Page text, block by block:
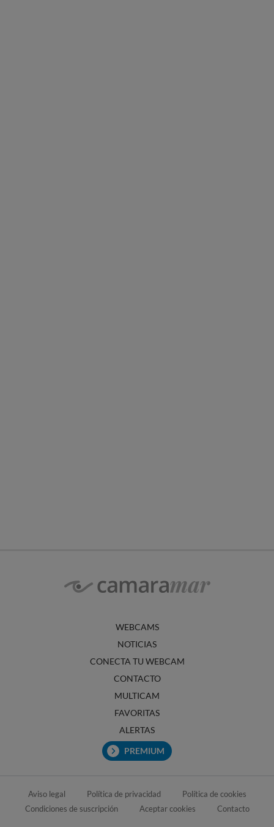
WEBCAMS
NOTICIAS
CONECTA TU WEBCAM
CONTACTO
MULTICAM
FAVORITAS
ALERTAS
PREMIUM
Aviso legal Política de privacidad
Política de cookies
Condiciones de suscripción
Aceptar cookies Contacto